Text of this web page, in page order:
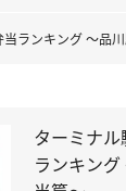
ランキング ～品
ターミナル
ランキン